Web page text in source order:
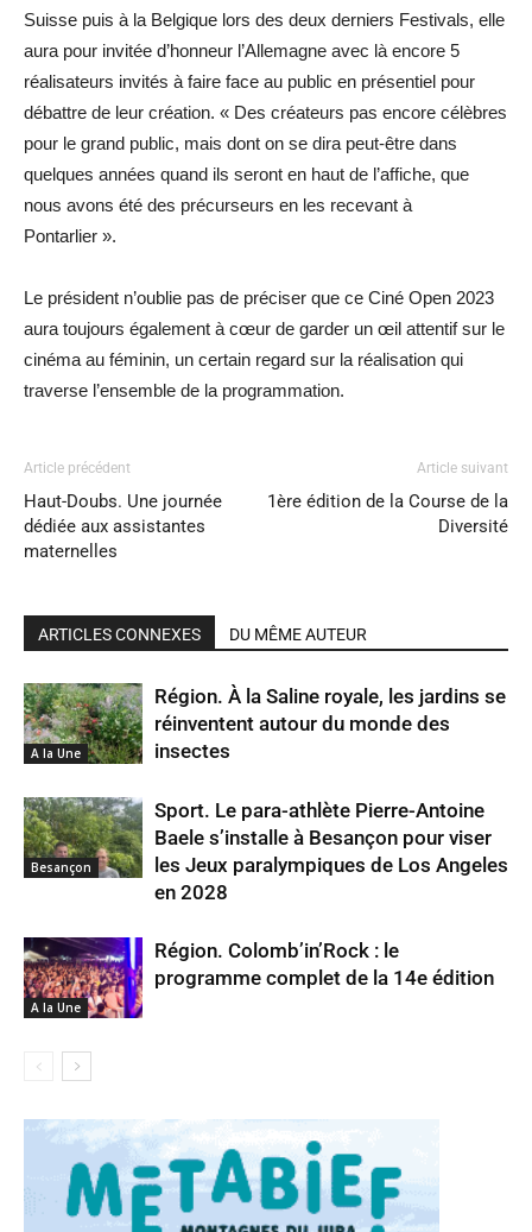
Suisse puis à la Belgique lors des deux derniers Festivals, elle
aura pour invitée d’honneur l’Allemagne avec là encore 5
réalisateurs invités à faire face au public en présentiel pour
débattre de leur création. « Des créateurs pas encore célèbres
pour le grand public, mais dont on se dira peut-être dans
quelques années quand ils seront en haut de l’affiche, que
nous avons été des précurseurs en les recevant à
Pontarlier ».
Le président n’oublie pas de préciser que ce Ciné Open 2023
aura toujours également à cœur de garder un œil attentif sur le
cinéma au féminin, un certain regard sur la réalisation qui
traverse l’ensemble de la programmation.
Article précédent
Haut-Doubs. Une journée
dédiée aux assistantes
maternelles
Article suivant
1ère édition de la Course de la
Diversité
ARTICLES CONNEXES DU MÊME AUTEUR
A la Une
Région. À la Saline royale, les jardins se
réinventent autour du monde des
insectes
Besançon
Sport. Le para-athlète Pierre-Antoine
Baele s’installe à Besançon pour viser
les Jeux paralympiques de Los Angeles
en 2028
A la Une
Région. Colomb’in’Rock : le
programme complet de la 14e édition